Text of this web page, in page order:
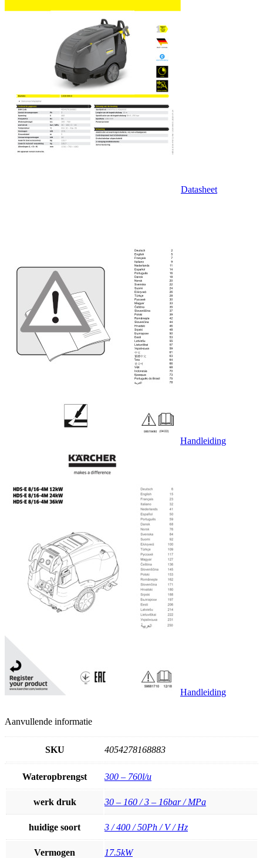
Datasheet
Handleiding
Handleiding
Aanvullende informatie
SKU 4054278168883
Wateropbrengst 300 – 760l/u
werk druk 30 – 160 / 3 – 16bar / MPa
huidige soort 3 / 400 / 50Ph / V / Hz
Vermogen 17.5kW